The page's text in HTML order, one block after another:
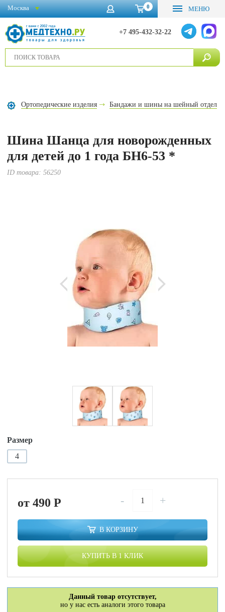
0 МЕНЮ
+7 495-432-32-22
Москва
Ортопедические изделия Бандажи и шины на шейный отдел
Шина Шанца для новорожденных
для детей до 1 года БН6-53 *
ID товара:56250
Размер
4
от 490P - +
В КОРЗИНУ
КУПИТЬ В 1 КЛИК
Данный товар отсутствует,
но у нас есть аналоги этого товара